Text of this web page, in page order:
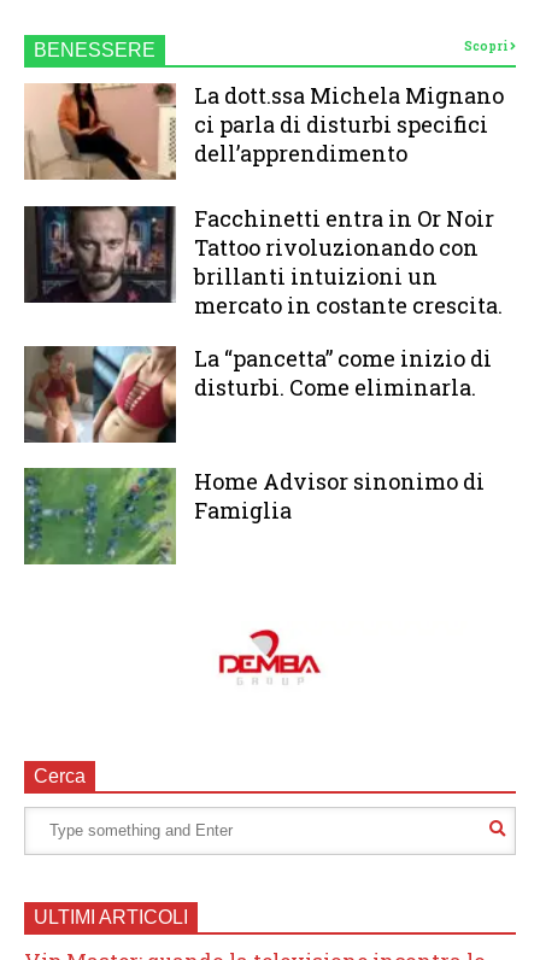
BENESSERE Scopri
La dott.ssa Michela Mignano
ci parla di disturbi specifici
dell’apprendimento
Facchinetti entra in Or Noir
Tattoo rivoluzionando con
brillanti intuizioni un
mercato in costante crescita.
La “pancetta” come inizio di
disturbi. Come eliminarla.
Home Advisor sinonimo di
Famiglia
Cerca
ULTIMI ARTICOLI